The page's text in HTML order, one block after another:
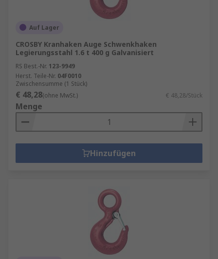
Auf Lager
CROSBY Kranhaken Auge Schwenkhaken
Legierungsstahl 1.6 t 400 g Galvanisiert
RS Best.-Nr. 123-9949
Herst. Teile-Nr. 04F0010
Zwischensumme (1 Stück)
€ 48,28(ohne MwSt.) € 48,28/Stück
Menge
Hinzufügen